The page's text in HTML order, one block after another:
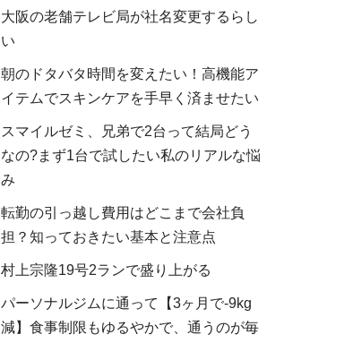
大阪の老舗テレビ局が社名変更するらし
い
朝のドタバタ時間を変えたい！高機能ア
イテムでスキンケアを手早く済ませたい
スマイルゼミ、兄弟で2台って結局どう
なの?まず1台で試したい私のリアルな悩
み
転勤の引っ越し費用はどこまで会社負
担？知っておきたい基本と注意点
村上宗隆19号2ランで盛り上がる
パーソナルジムに通って【3ヶ月で-9kg
減】食事制限もゆるやかで、通うのが毎